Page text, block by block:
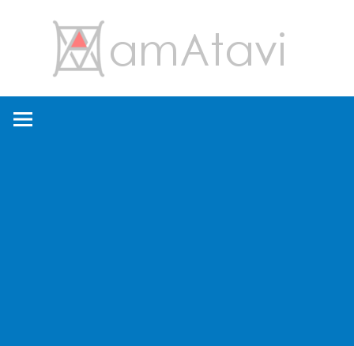
を